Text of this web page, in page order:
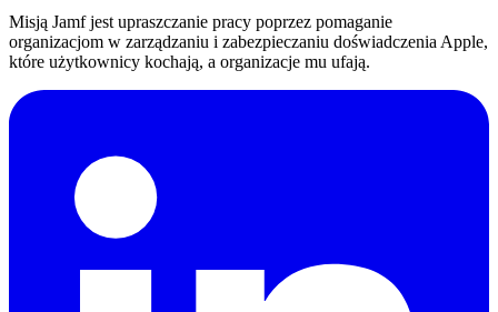
Misją Jamf jest upraszczanie pracy poprzez pomaganie
organizacjom w zarządzaniu i zabezpieczaniu doświadczenia Apple,
które użytkownicy kochają, a organizacje mu ufają.